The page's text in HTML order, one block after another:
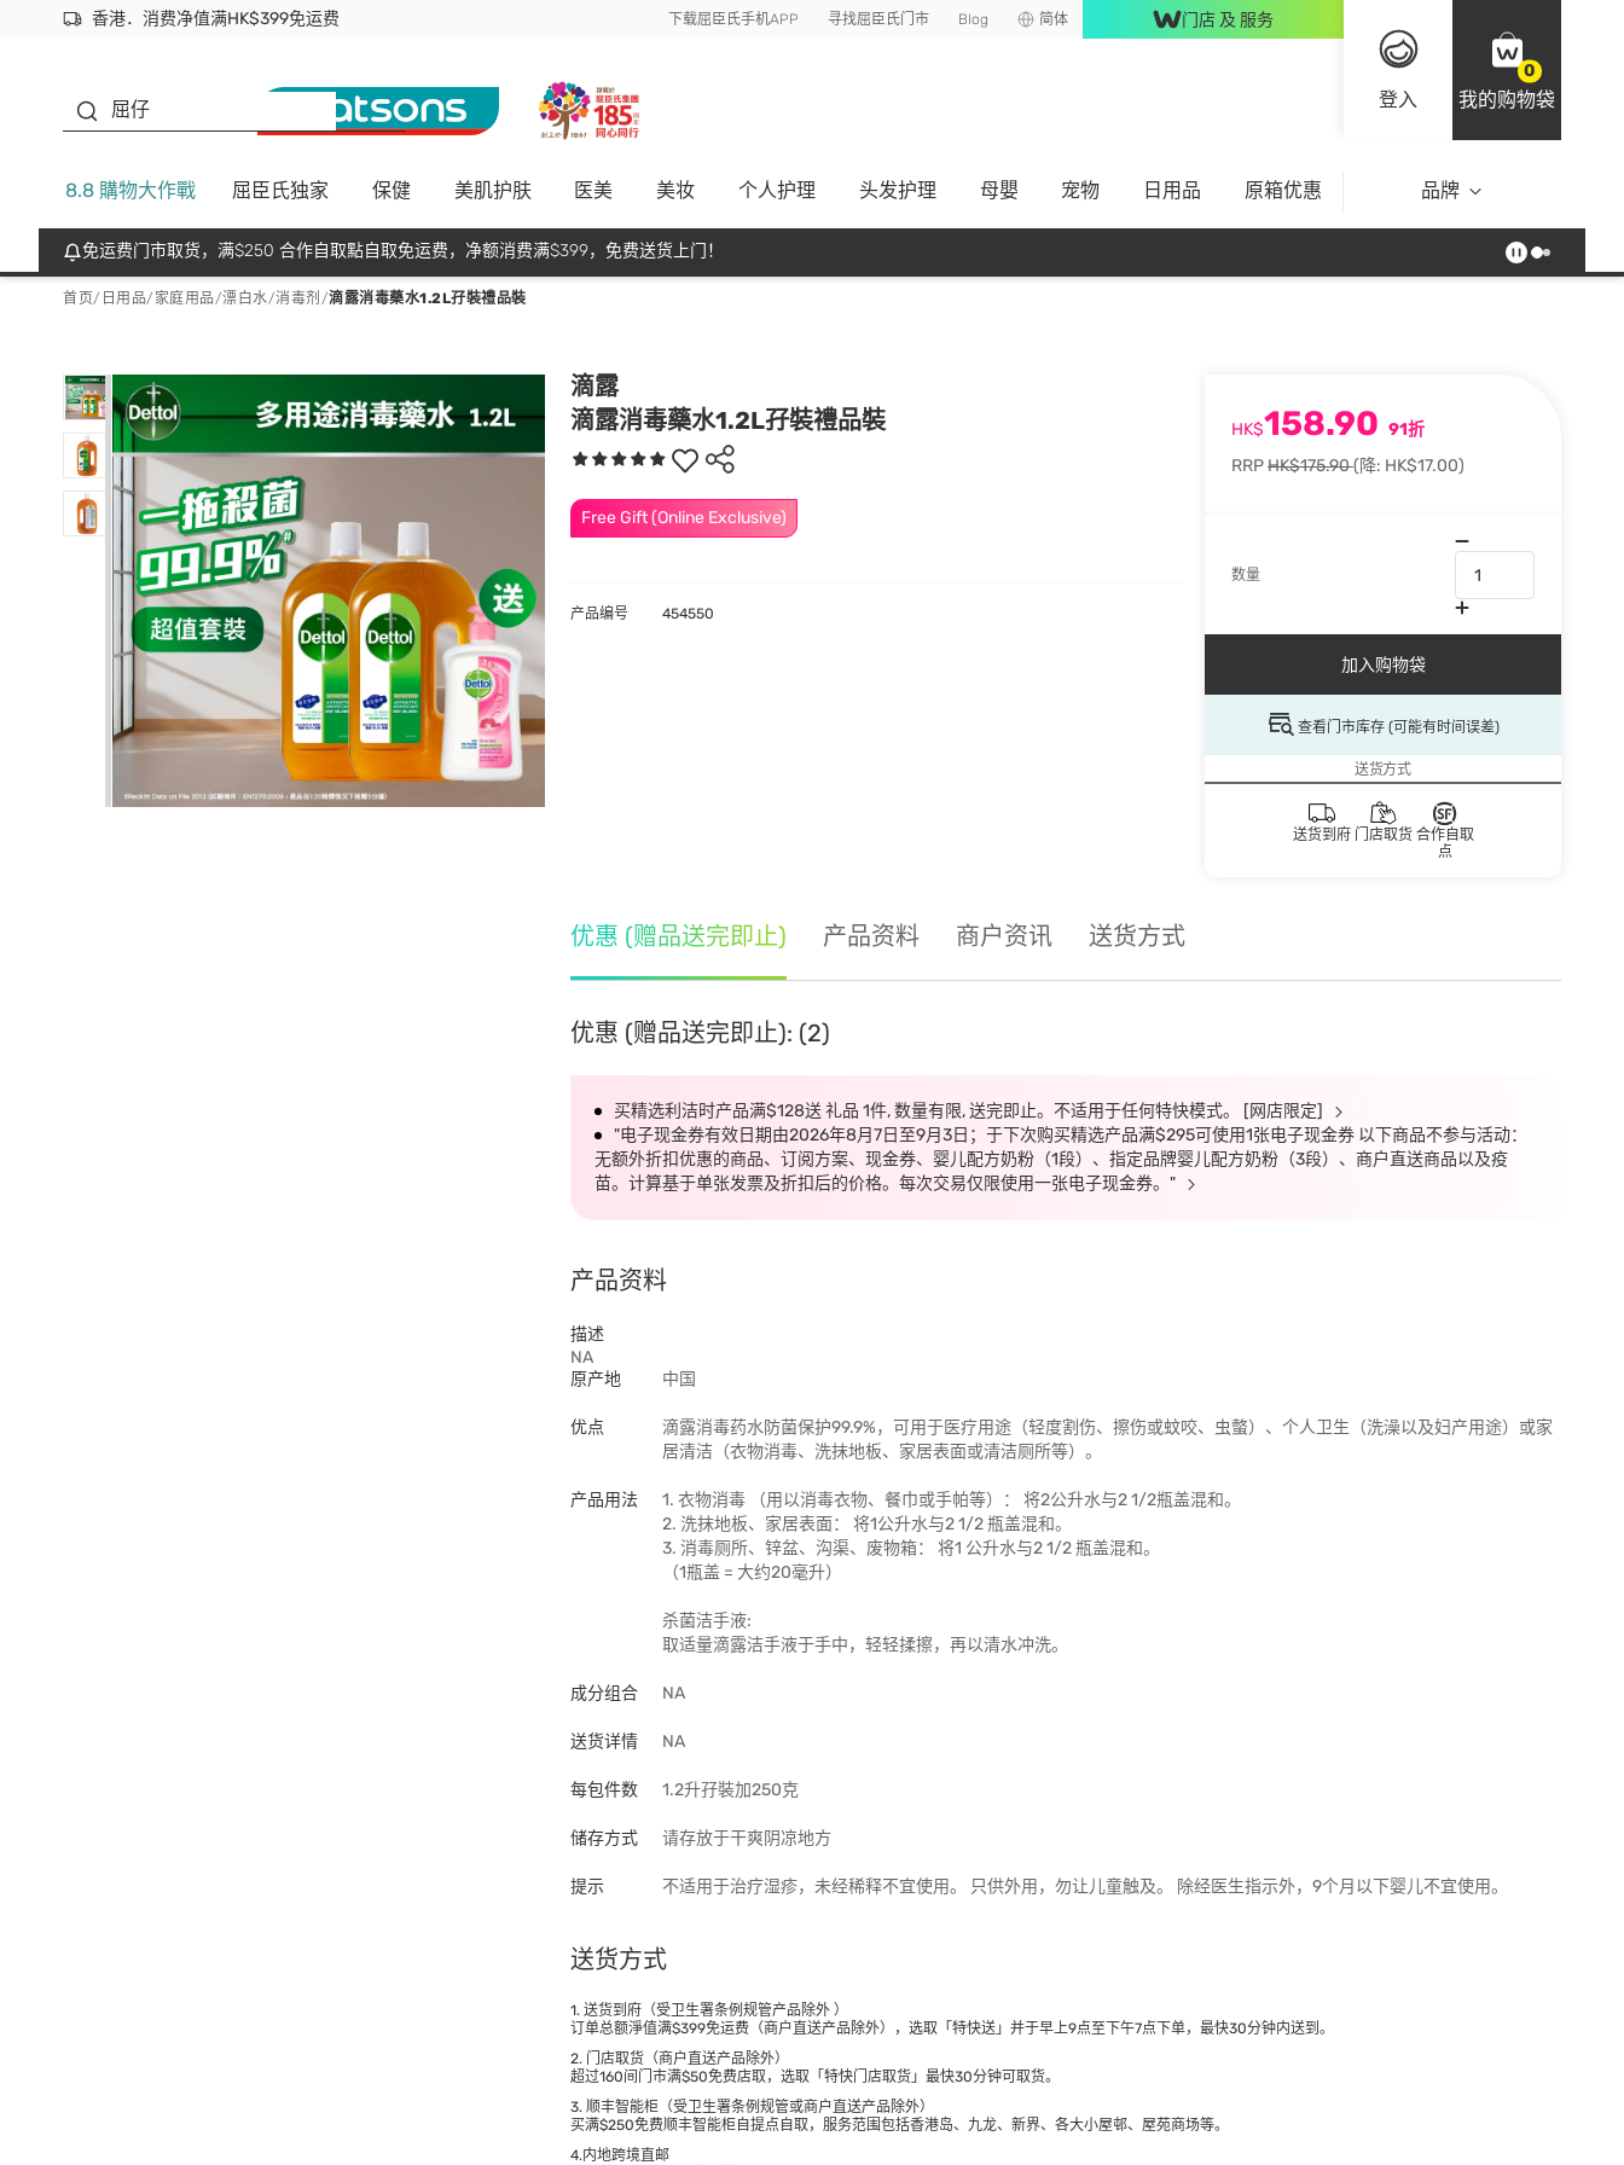
香港．消费净值满HK$399免运费
立即成为易赏钱会员尽享独家优惠
首次APP下单买满$450 输入 NEWAPP 即减$50 下载屈臣氏手机APP 寻找屈臣氏门市 Blog 简体 门店 及 服务
登入
0
我的购物袋
屈仔
8.8 購物大作戰 屈臣氏独家 保健 美肌护肤 医美 美妆 个人护理 头发护理 母嬰 宠物 日用品 原箱优惠 品牌
免运费门市取货，满$250 合作自取點自取免运费，净额消费满$399，免费送货上门！
首页/ 日用品/ 家庭用品/漂白水/消毒剂 /滴露消毒藥水1.2L孖裝禮品裝
滴露
滴露消毒藥水1.2L孖裝禮品裝
Free Gift (Online Exclusive)
HK$158.90 91折
RRPHK$175.90(降: HK$17.00)
数量
加入购物袋
查看门市库存 (可能有时间误差)
送货方式
送货到府 门店取货 合作自取
点
产品编号 454550
优惠 (赠品送完即止) 产品资料 商户资讯 送货方式
优惠 (赠品送完即止): (2)
买精选利洁时产品满$128送 礼品 1件, 数量有限, 送完即止。不适用于任何特快模式。 [网店限定]
"电子现金券有效日期由2026年8月7日至9月3日；于下次购买精选产品满$295可使用1张电子现金券 以下商品不参与活动：
无额外折扣优惠的商品、订阅方案、现金券、婴儿配方奶粉（1段）、指定品牌婴儿配方奶粉（3段）、商户直送商品以及疫
苗。计算基于单张发票及折扣后的价格。每次交易仅限使用一张电子现金券。"
产品资料
描述
NA
原产地
中国
优点
滴露消毒药水防菌保护99.9%，可用于医疗用途（轻度割伤、擦伤或蚊咬、虫螫）、个人卫生（洗澡以及妇产用途）或家
居清洁（衣物消毒、洗抹地板、家居表面或清洁厕所等）。
产品用法
1. 衣物消毒 （用以消毒衣物、餐巾或手帕等）： 将2公升水与2 1/2瓶盖混和。
2. 洗抹地板、家居表面： 将1公升水与2 1/2 瓶盖混和。
3. 消毒厕所、锌盆、沟渠、废物箱： 将1 公升水与2 1/2 瓶盖混和。
（1瓶盖 = 大约20毫升）
杀菌洁手液:
取适量滴露洁手液于手中，轻轻揉擦，再以清水冲洗。
成分组合 NA
送货详情 NA
每包件数 1.2升孖裝加250克
储存方式 请存放于干爽阴凉地方
提示 不适用于治疗湿疹，未经稀释不宜使用。 只供外用，勿让儿童触及。 除经医生指示外，9个月以下婴儿不宜使用。
送货方式
1. 送货到府（受卫生署条例规管产品除外 ）
订单总额淨值满$399免运费（商户直送产品除外），选取「特快送」并于早上9点至下午7点下单，最快30分钟内送到​。
2. 门店取货（商户直送产品除外）
超过160间门市满$50免费店取，选取「特快门店取货」最快30分钟可取货。
3. 顺丰智能柜（受卫生署条例规管或商户直送产品除外）
买满$250免费顺丰智能柜自提点自取，服务范围包括香港岛、九龙、新界、各大小屋邨、屋苑商场等。
4.内地跨境直邮